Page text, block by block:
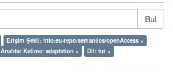
Bul
Erişim Şekli: info:eu-repo/semantics/openAccess ×
Anahtar Kelime: adaptation ×
Dil: tur ×